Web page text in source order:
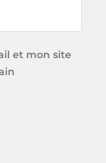
et mon site